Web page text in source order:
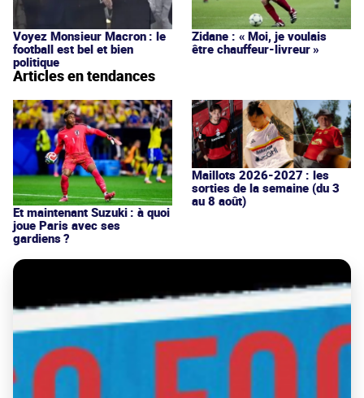
Voyez Monsieur Macron : le
football est bel et bien
politique
Zidane : « Moi, je voulais
être chauffeur-livreur »
Articles en tendances
Et maintenant Suzuki : à quoi
joue Paris avec ses
gardiens ?
Maillots 2026-2027 : les
sorties de la semaine (du 3
au 8 août)